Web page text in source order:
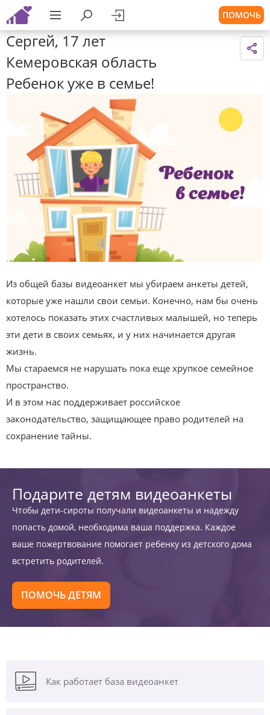
ПОМОЧЬ
Сергей, 17 лет
Кемеровская область
Ребенок уже в семье!
Из общей базы видеоанкет мы убираем анкеты детей,
которые уже нашли свои семьи. Конечно, нам бы очень
хотелось показать этих счастливых малышей, но теперь
эти дети в своих семьях, и у них начинается другая
жизнь.
Мы стараемся не нарушать пока еще хрупкое семейное
пространство.
И в этом нас поддерживает российское
законодательство, защищающее право родителей на
сохранение тайны.
Подарите детям видеоанкеты
Чтобы дети-сироты получали видеоанкеты и надежду
попасть домой, необходима ваша поддержка. Каждое
ваше пожертвование помогает ребенку из детского дома
встретить родителей.
ПОМОЧЬ ДЕТЯМ
Как работает база видеоанкет